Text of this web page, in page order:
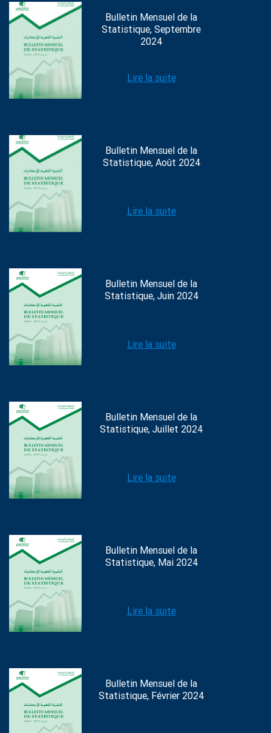
Bulletin Mensuel de la
Statistique, Septembre
2024
Lire la suite
Bulletin Mensuel de la
Statistique, Août 2024
Lire la suite
Bulletin Mensuel de la
Statistique, Juin 2024
Lire la suite
Bulletin Mensuel de la
Statistique, Juillet 2024
Lire la suite
Bulletin Mensuel de la
Statistique, Mai 2024
Lire la suite
Bulletin Mensuel de la
Statistique, Février 2024